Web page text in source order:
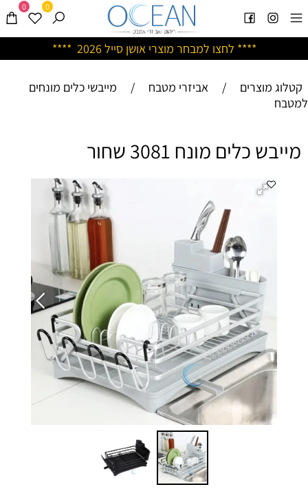
**** לחצו למבחר מוצרי אושן סייל 2026 ****
0 0
קטלוג מוצרים / אביזרי מטבח /
מייבשי כלים מונחים
למטבח
מייבש כלים מונח 3081 שחור